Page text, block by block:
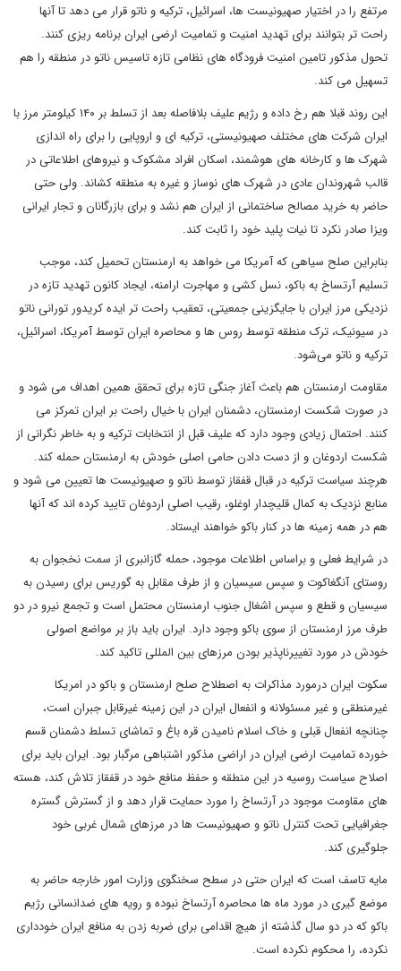
مرتفع را در اختیار صهیونیست ها، اسرائیل، ترکیه و ناتو قرار می دهد تا آنها
راحت تر بتوانند برای تهدید امنیت و تمامیت ارضی ایران برنامه ریزی کنند.
تحول مذکور تامین امنیت فرودگاه های نظامی تازه تاسیس ناتو در منطقه را هم
تسهیل می کند.
این روند قبلا هم رخ داده و رژیم علیف بلافاصله بعد از تسلط بر ۱۴۰ کیلومتر مرز با
ایران شرکت های مختلف صهیونیستی، ترکیه ای و اروپایی را برای راه اندازی
شهرک ها و کارخانه های هوشمند، اسکان افراد مشکوک و نیروهای اطلاعاتی در
قالب شهروندان عادی در شهرک های نوساز و غیره به منطقه کشاند. ولی حتی
حاضر به خرید مصالح ساختمانی از ایران هم نشد و برای بازرگانان و تجار ایرانی
ویزا صادر نکرد تا نیات پلید خود را ثابت کند.
بنابراین صلح سیاهی که آمریکا می خواهد به ارمنستان تحمیل کند، موجب
تسلیم آرتساخ به باکو، نسل کشی و مهاجرت ارامنه، ایجاد کانون تهدید تازه در
نزدیکی مرز ایران با جایگزینی جمعیتی، تعقیب راحت تر ایده کریدور تورانی ناتو
در سیونیک، ترک منطقه توسط روس ها و محاصره ایران توسط آمریکا، اسرائیل،
ترکیه و ناتو می‌شود.
مقاومت ارمنستان هم باعث آغاز جنگی تازه برای تحقق همین اهداف می شود و
در صورت شکست ارمنستان، دشمنان ایران با خیال راحت بر ایران تمرکز می
کنند. احتمال زیادی وجود دارد که علیف قبل از انتخابات ترکیه و به خاطر نگرانی از
شکست اردوغان و از دست دادن حامی اصلی خودش به ارمنستان حمله کند.
هرچند سیاست ترکیه در قبال قفقاز توسط ناتو و صهیونیست ها تعیین می شود و
منابع نزدیک به کمال قلیچدار اوغلو، رقیب اصلی اردوغان تایید کرده اند که آنها
هم در همه زمینه ها در کنار باکو خواهند ایستاد.
در شرایط فعلی و براساس اطلاعات موجود، حمله گازانبری از سمت نخجوان به
روستای آنگغاکوت و سپس سیسیان و از طرف مقابل به گوریس برای رسیدن به
سیسیان و قطع و سپس اشغال جنوب ارمنستان محتمل است و تجمع نیرو در دو
طرف مرز ارمنستان از سوی باکو وجود دارد. ایران باید باز بر مواضع اصولی
خودش در مورد تغییرناپذیر بودن مرزهای بین المللی تاکید کند.
سکوت ایران درمورد مذاکرات به اصطلاح صلح ارمنستان و باکو در امریکا
غیرمنطقی و غیر مسئولانه و انفعال ایران در این زمینه غیرقابل جبران است،
چنانچه انفعال قبلی و خاک اسلام نامیدن قره باغ و تماشای تسلط دشمنان قسم
خورده تمامیت ارضی ایران در اراضی مذکور اشتباهی مرگبار بود. ایران باید برای
اصلاح سیاست روسیه در این منطقه و حفظ منافع خود در قفقاز تلاش کند، هسته
های مقاومت موجود در آرتساخ را مورد حمایت قرار دهد و از گسترش گستره
جغرافیایی تحت کنترل ناتو و صهیونیست ها در مرزهای شمال غربی خود
جلوگیری کند.
مایه تاسف است که ایران حتی در سطح سخنگوی وزارت امور خارجه حاضر به
موضع گیری در مورد ماه ها محاصره آرتساخ نبوده و رویه های ضدانسانی رژیم
باکو که در دو سال گذشته از هیچ اقدامی برای ضربه زدن به منافع ایران خودداری
نکرده، را محکوم نکرده است.